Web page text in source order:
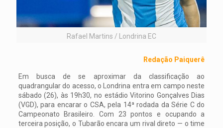
Rafael Martins / Londrina EC
Redação Paiquerê
Em busca de se aproximar da classificação ao
quadrangular do acesso, o Londrina entra em campo neste
sábado (26), às 19h30, no estádio Vitorino Gonçalves Dias
(VGD), para encarar o CSA, pela 14ª rodada da Série C do
Campeonato Brasileiro. Com 23 pontos e ocupando a
terceira posição, o Tubarão encara um rival direto — o time